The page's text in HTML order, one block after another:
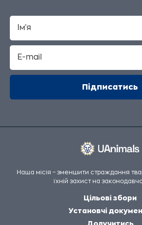
Наша місія – зменшити страждання
їхній захист на
Цільові збори
Установчі
Долучитись